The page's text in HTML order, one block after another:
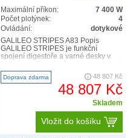
Maximální příkon:
7 400 W
Počet plotýnek:
4
Ovládání:
dotykové
GALILEO STRIPES A83 Popis
GALILEO STRIPES je funkční
spojení digestoře a varné desky v
do kuchyňské linky. Je..
Doprava zdarma 48 807 Kč
48 807 Kč
Skladem
Vložit do košíku